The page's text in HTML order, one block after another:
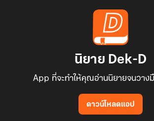
นิยาย Dek-D
App ที่จะทำให้คุณอ่านนิยายจนวาง
ดาวน์โหลดแอป